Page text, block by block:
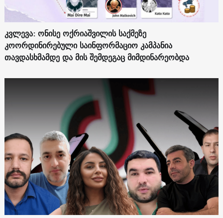
კვლევა: ონისე ოქრიაშვილის საქმეზე
კოორდინირებული საინფორმაციო კამპანია
თავდასხმამდე და მის შემდეგაც მიმდინარეობდა